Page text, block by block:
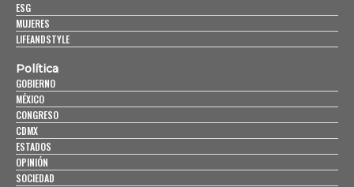
ESG
MUJERES
LIFEANDSTYLE
Política
GOBIERNO
MÉXICO
CONGRESO
CDMX
ESTADOS
OPINIÓN
SOCIEDAD